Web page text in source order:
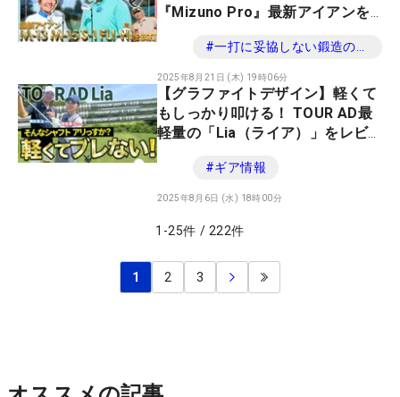
『Mizuno Pro』最新アイアンを
#一打に妥協しない鍛造の挑戦。Mizuno Pro Mシリーズ/Sシリーズ
2025年8月21日 (木) 19時06分
【グラファイトデザイン】軽くて
もしっかり叩ける！ TOUR AD最
軽量の「Lia（ライア）」をレビ
#ギア情報
2025年8月6日 (水) 18時00分
1 -25件 / 222件
1 2 3